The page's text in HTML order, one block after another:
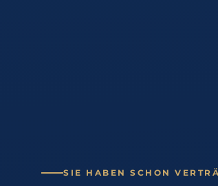
SIE HABEN SCHON